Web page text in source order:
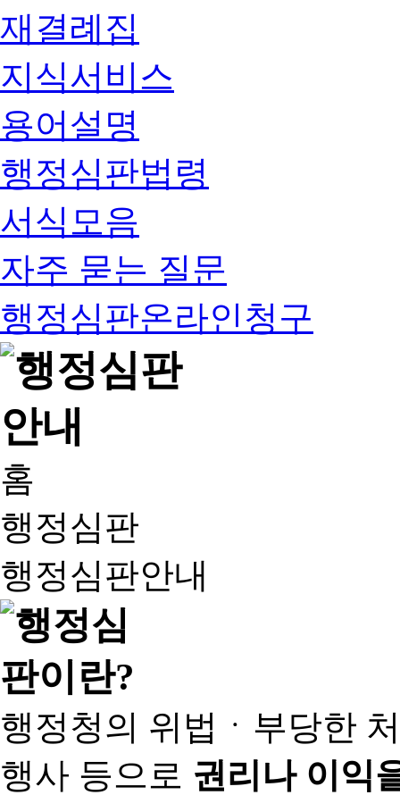
재결례집
지식서비스
용어설명
행정심판법령
서식모음
자주 묻는 질문
행정심판온라인청구
홈
행정심판
행정심판안내
행정청의 위법ㆍ부당한
행사 등으로 권리나 이익